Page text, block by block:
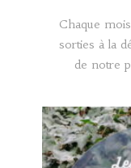
Chaque
sorties à la
de notre